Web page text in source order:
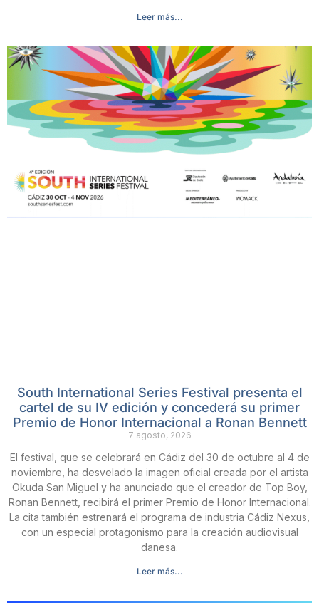
Leer más...
South International Series Festival presenta el
cartel de su IV edición y concederá su primer
Premio de Honor Internacional a Ronan Bennett
7 agosto, 2026
El festival, que se celebrará en Cádiz del 30 de octubre al 4 de
noviembre, ha desvelado la imagen oficial creada por el artista
Okuda San Miguel y ha anunciado que el creador de Top Boy,
Ronan Bennett, recibirá el primer Premio de Honor Internacional.
La cita también estrenará el programa de industria Cádiz Nexus,
con un especial protagonismo para la creación audiovisual
danesa.
Leer más...